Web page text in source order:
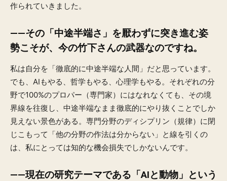
作られていきました。
——その「中途半端さ」を厭わずに突き進む姿
勢こそが、今の竹下さんの武器なのですね。
私は自分を「徹底的に中途半端な人間」だと思っています。
でも、AIもやる、哲学もやる、心理学もやる。それぞれの分
野で100%のプロパー（専門家）にはなれなくても、その境
界線を往復し、中途半端なまま徹底的にやり抜くことでしか
見えない景色がある。専門分野のディシプリン（規律）に閉
じこもって「他の分野の作法は分からない」と線を引くの
は、私にとっては知的な機会損失でしかないんです。
——現在の研究テーマである「AIと動物」という